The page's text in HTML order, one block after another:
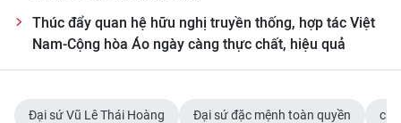
Thúc đẩy quan hệ hữu nghị truyền thống, hợp tác Việt
Nam-Cộng hòa Áo ngày càng thực chất, hiệu quả
Đại sứ Vũ Lê Thái Hoàng Đại sứ đặc mệnh toàn quyền